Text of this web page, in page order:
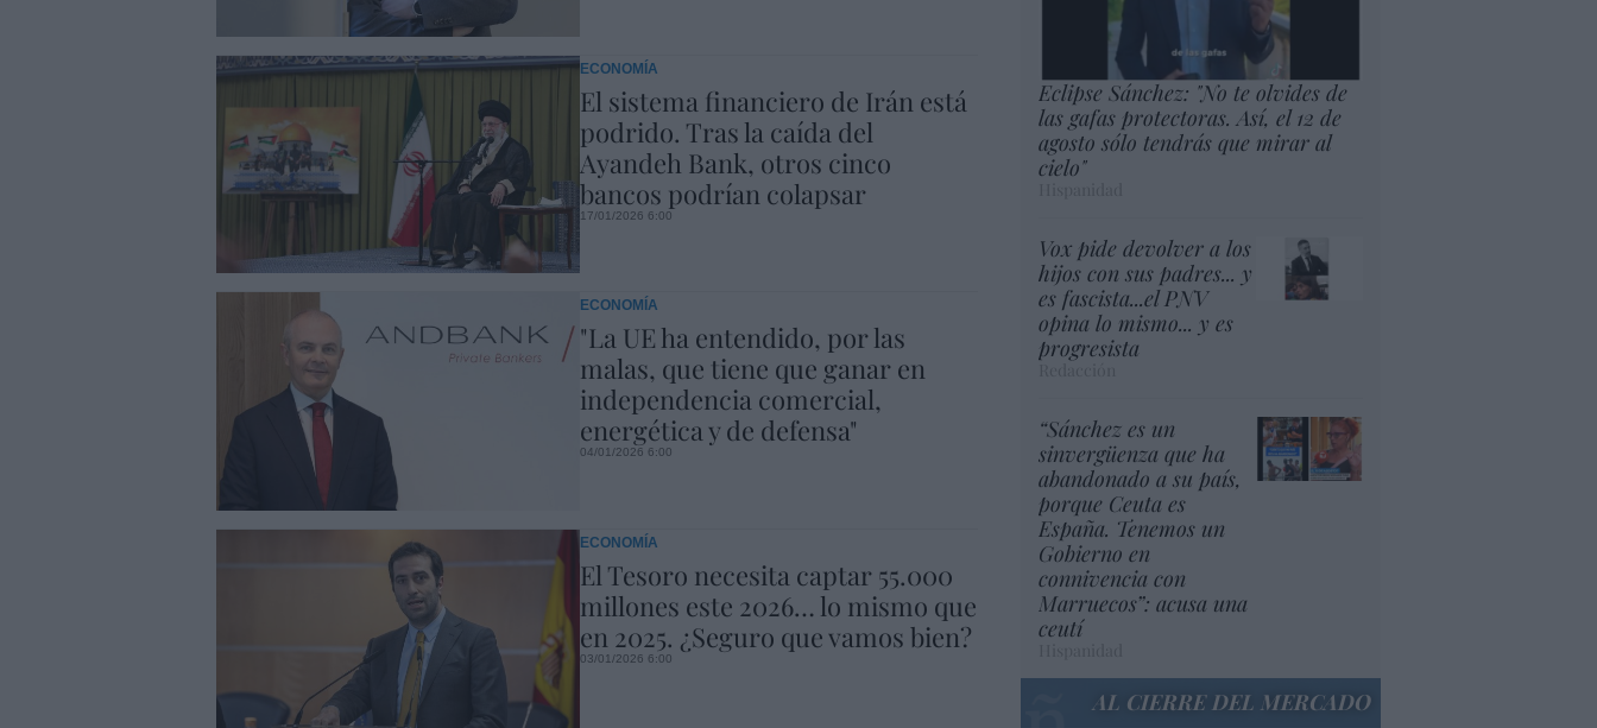
El sistema financiero de Irán está
podrido. Tras la caída del
Ayandeh Bank, otros cinco
bancos podrían colapsar
ECONOMÍA
17/01/2026 6:00
"La UE ha entendido, por las
malas, que tiene que ganar en
independencia comercial,
energética y de defensa"
ECONOMÍA
04/01/2026 6:00
El Tesoro necesita captar 55.000
millones este 2026… lo mismo que
en 2025. ¿Seguro que vamos bien?
ECONOMÍA
03/01/2026 6:00
Eclipse Sánchez: "No te olvides de
las gafas protectoras. Así, el 12 de
agosto sólo tendrás que mirar al
cielo"
Vox pide devolver a los
hijos con sus padres... y
es fascista...el PNV
opina lo mismo... y es
progresista
“Sánchez es un
sinvergüenza que ha
abandonado a su país,
porque Ceuta es
España. Tenemos un
Gobierno en
connivencia con
Marruecos”: acusa una
ceutí
AL CIERRE DEL MERCADO